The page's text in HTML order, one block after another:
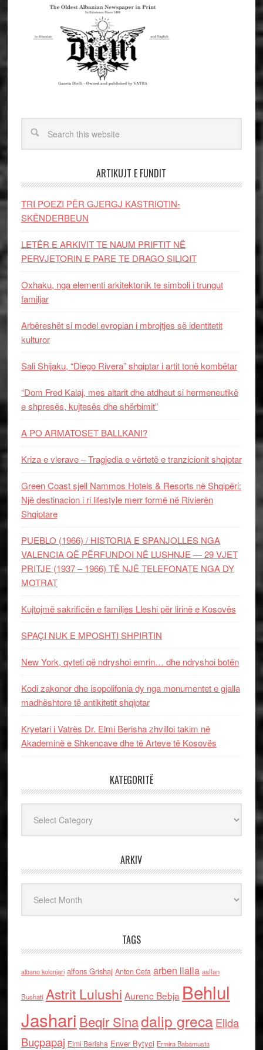
ARTIKUJT E FUNDIT
TRI POEZI PËR GJERGJ KASTRIOTIN-
SKËNDERBEUN
LETËR E ARKIVIT TE NAUM PRIFTIT NË
PERVJETORIN E PARE TE DRAGO SILIQIT
Oxhaku, nga elementi arkitektonik te simboli i trungut
familjar
Arbëreshët si model evropian i mbrojtjes së identitetit
kulturor
Sali Shijaku, “Diego Rivera” shqiptar i artit tonë kombëtar
“Dom Fred Kalaj, mes altarit dhe atdheut si hermeneutikë
e shpresës, kujtesës dhe shërbimit”
A PO ARMATOSET BALLKANI?
Kriza e vlerave – Tragjedia e vërtetë e tranzicionit shqiptar
Green Coast sjell Nammos Hotels & Resorts në Shqipëri:
Një destinacion i ri lifestyle merr formë në Rivierën
Shqiptare
PUEBLO (1966) / HISTORIA E SPANJOLLES NGA
VALENCIA QË PËRFUNDOI NË LUSHNJE — 29 VJET
PRITJE (1937 – 1966) TË NJË TELEFONATE NGA DY
MOTRAT
Kujtojmë sakrificën e familjes Lleshi për lirinë e Kosovës
SPAÇI NUK E MPOSHTI SHPIRTIN
New York, qyteti që ndryshoi emrin… dhe ndryshoi botën
Kodi zakonor dhe isopolifonia dy nga monumentet e gjalla
madhështore të antikitetit shqiptar
Kryetari i Vatrës Dr. Elmi Berisha zhvilloi takim në
Akademinë e Shkencave dhe të Arteve të Kosovës
KATEGORITË
ARKIV
TAGS
albano kolonjari alfons Grishaj Anton Cefa arben llalla asllan
Bushati Astrit Lulushi Aurenc Bebja Behlul
Jashari Beqir Sinadalip grecaElida
Buçpapaj Elmi Berisha Enver Bytyci Ermira Babamusta